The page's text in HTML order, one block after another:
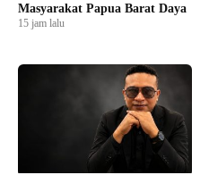
Masyarakat Papua Barat Daya
15 jam lalu